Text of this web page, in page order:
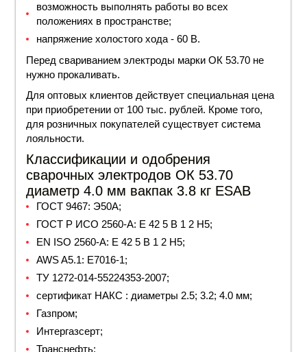
возможность выполнять работы во всех
положениях в пространстве;
напряжение холостого хода - 60 В.
Перед свариванием электроды марки ОК 53.70 не
нужно прокаливать.
Для оптовых клиентов действует специальная цена
при приобретении от 100 тыс. рублей. Кроме того,
для розничных покупателей существует система
лояльности.
Классификации и одобрения
сварочных электродов ОК 53.70
диаметр 4.0 мм вакпак 3.8 кг ESAB
ГОСТ 9467: Э50А;
ГОСТ Р ИСО 2560-A: E 42 5 B 1 2 H5;
EN ISO 2560-A: E 42 5 B 1 2 H5;
AWS A5.1: E7016-1;
ТУ 1272-014-55224353-2007;
сертификат НАКС : диаметры 2.5; 3.2; 4.0 мм;
Газпром;
Интергазсерт;
Транснефть;